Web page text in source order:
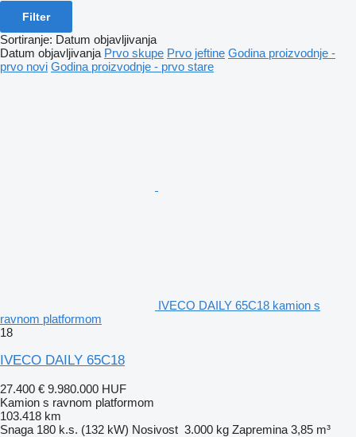
Filter
Sortiranje: Datum objavljivanja
Datum objavljivanja Prvo skupe Prvo jeftine Godina proizvodnje -
prvo novi Godina proizvodnje - prvo stare
IVECO DAILY 65C18 kamion s
ravnom platformom
18
IVECO DAILY 65C18
27.400 € 9.980.000 HUF
Kamion s ravnom platformom
103.418 km
Snaga 180 k.s. (132 kW) Nosivost 3.000 kg Zapremina 3,85 m³